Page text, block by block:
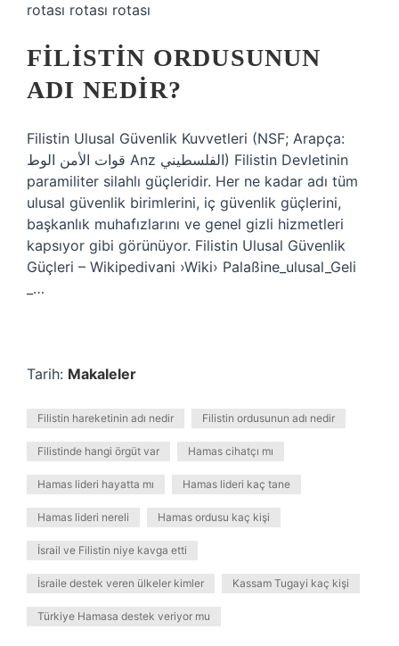
rotası rotası rotası
FILISTIN ORDUSUNUN
ADI NEDIR?
Filistin Ulusal Güvenlik Kuvvetleri (NSF; Arapça:
قوات الأمن الوط Anz الفلسطيني) Filistin Devletinin
paramiliter silahlı güçleridir. Her ne kadar adı tüm
ulusal güvenlik birimlerini, iç güvenlik güçlerini,
başkanlık muhafızlarını ve genel gizli hizmetleri
kapsıyor gibi görünüyor. Filistin Ulusal Güvenlik
Güçleri – Wikipedivani ›Wiki› Palaßine_ulusal_Geli
_…
Tarih: Makaleler
Filistin hareketinin adı nedir Filistin ordusunun adı nedir
Filistinde hangi örgüt var Hamas cihatçı mı
Hamas lideri hayatta mı Hamas lideri kaç tane
Hamas lideri nereli Hamas ordusu kaç kişi
İsrail ve Filistin niye kavga etti
İsraile destek veren ülkeler kimler Kassam Tugayi kaç kişi
Türkiye Hamasa destek veriyor mu